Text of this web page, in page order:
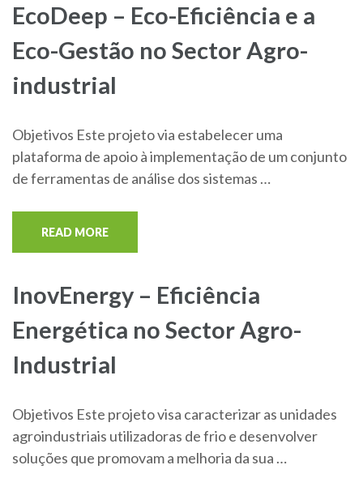
EcoDeep – Eco-Eficiência e a
Eco-Gestão no Sector Agro-
industrial
Objetivos Este projeto via estabelecer uma
plataforma de apoio à implementação de um conjunto
de ferramentas de análise dos sistemas …
READ MORE
InovEnergy – Eficiência
Energética no Sector Agro-
Industrial
Objetivos Este projeto visa caracterizar as unidades
agroindustriais utilizadoras de frio e desenvolver
soluções que promovam a melhoria da sua …